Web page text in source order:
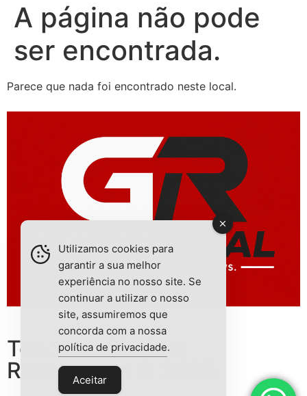
A página não pode
ser encontrada.
Parece que nada foi encontrado neste local.
Todos os Direitos
Reservados © 2025
Utilizamos cookies para
garantir a sua melhor
experiência no nosso site. Se
continuar a utilizar o nosso
site, assumiremos que
concorda com a nossa
política de privacidade.
Aceitar